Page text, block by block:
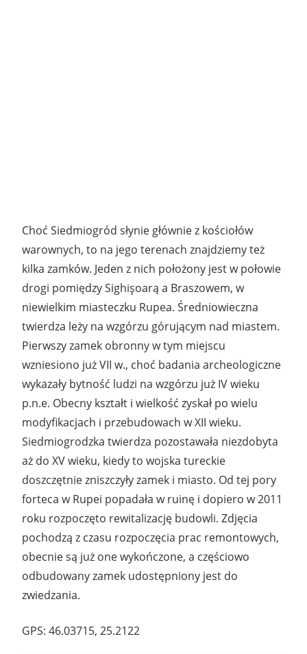
Choć Siedmiogród słynie głównie z kościołów
warownych, to na jego terenach znajdziemy też
kilka zamków. Jeden z nich położony jest w połowie
drogi pomiędzy Sighişoarą a Braszowem, w
niewielkim miasteczku Rupea. Średniowieczna
twierdza leży na wzgórzu górującym nad miastem.
Pierwszy zamek obronny w tym miejscu
wzniesiono już VII w., choć badania archeologiczne
wykazały bytność ludzi na wzgórzu już IV wieku
p.n.e. Obecny kształt i wielkość zyskał po wielu
modyfikacjach i przebudowach w XII wieku.
Siedmiogrodzka twierdza pozostawała niezdobyta
aż do XV wieku, kiedy to wojska tureckie
doszczętnie zniszczyły zamek i miasto. Od tej pory
forteca w Rupei popadała w ruinę i dopiero w 2011
roku rozpoczęto rewitalizację budowli. Zdjęcia
pochodzą z czasu rozpoczęcia prac remontowych,
obecnie są już one wykończone, a częściowo
odbudowany zamek udostępniony jest do
zwiedzania.
GPS: 46.03715, 25.2122